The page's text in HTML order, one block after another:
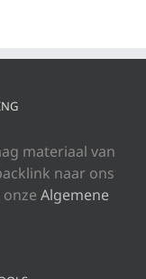
materiaal van
naar ons
Algemene